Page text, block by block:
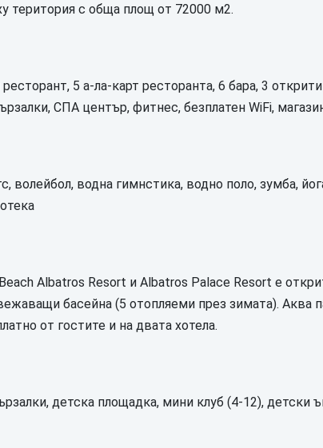
територия с обща площ от 72000 м2.
5 а-ла-карт ресторанта, 6 бара, 3
СПА център, фитнес, безплатен WiFi,
волейбол, водна гимнстика, водно поло, зумба,
Albatros Resort и Albatros Palace Resort е
басейна (5 отопляеми през зимата). Аква
от гостите и на двата хотела.
детска площадка, мини клуб (4-12), детски